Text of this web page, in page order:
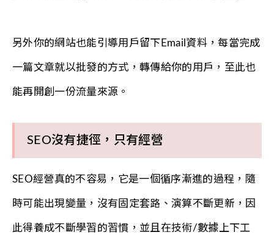
另外你的網站也能引導用戶留下Email資料，每當完成
一篇文章就以批發的方式，轉傳給你的用戶，至此也
能再開創一份流量來源。
SEO沒有捷徑，只有經營
SEO經營真的不容易，它是一個循序漸進的過程，隨
時可能出現變量，沒有固定套路、演算不斷更新，因
此得養成不斷學習的習慣，並且在技術/數據上下工